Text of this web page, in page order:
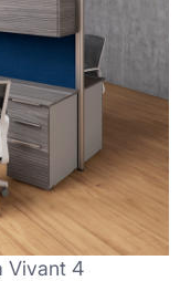
Vivant 4